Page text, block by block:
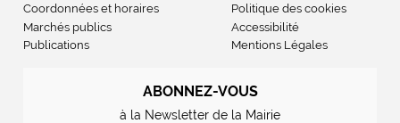
Coordonnées et horaires
Marchés publics
Publications
Politique des cookies
Accessibilité
Mentions Légales
ABONNEZ-VOUS
à la Newsletter de la Mairie